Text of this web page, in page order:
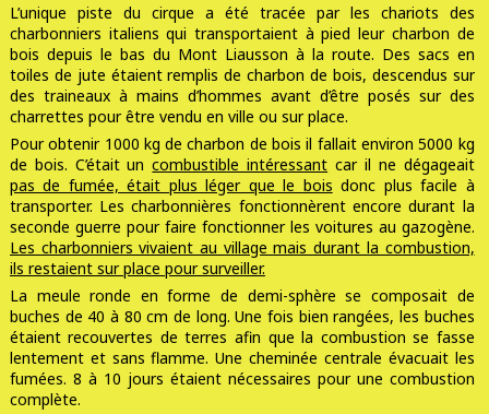
L’unique piste du cirque a été tracée par les chariots des
charbonniers italiens qui transportaient à pied leur charbon de
bois depuis le bas du Mont Liausson à la route. Des sacs en
toiles de jute étaient remplis de charbon de bois, descendus sur
des traineaux à mains d’hommes avant d’être posés sur des
charrettes pour être vendu en ville ou sur place.
Pour obtenir 1000 kg de charbon de bois il fallait environ 5000 kg
de bois. C’était uncombustible intéressant car il ne dégageait
pas de fumée, était plus léger que le bois donc plus facile à
transporter. Les charbonnières fonctionnèrent encore durant la
seconde guerre pour faire fonctionner les voitures au gazogène.
Les charbonniers vivaient au village mais durant la combustion,
ils restaient sur place pour surveiller.
La meule ronde en forme de demi-sphère se composait de
buches de 40 à 80 cm de long. Une fois bien rangées, les buches
étaient recouvertes de terres afin que la combustion se fasse
lentement et sans flamme. Une cheminée centrale évacuait les
fumées. 8 à 10 jours étaient nécessaires pour une combustion
complète.